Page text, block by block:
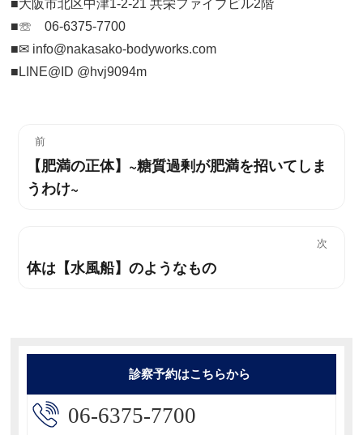
■大阪市北区中津1-2-21 共栄ファイブビル2階
■☏ 06-6375-7700
■✉︎ info@nakasako-bodyworks.com
■LINE@ID @hvj9094m
前
過
去
稿:
【肥満の正体】~糖質過剰が肥満を招いてしま
うわけ~
次
次
体は【水風船】のようなもの
診察予約はこちらから
06-6375-7700